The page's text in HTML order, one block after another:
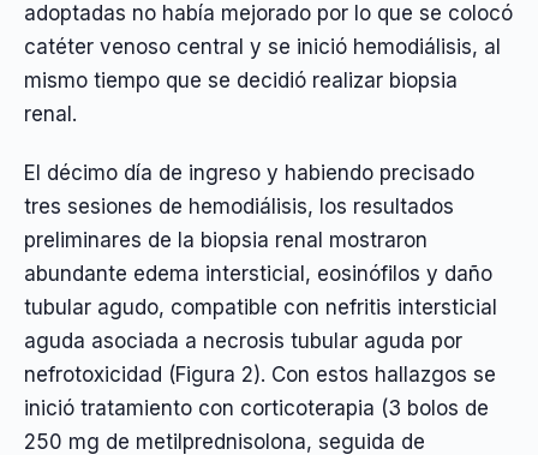
adoptadas no había mejorado por lo que se colocó
catéter venoso central y se inició hemodiálisis, al
mismo tiempo que se decidió realizar biopsia
renal.
El décimo día de ingreso y habiendo precisado
tres sesiones de hemodiálisis, los resultados
preliminares de la biopsia renal mostraron
abundante edema intersticial, eosinófilos y daño
tubular agudo, compatible con nefritis intersticial
aguda asociada a necrosis tubular aguda por
nefrotoxicidad (Figura 2). Con estos hallazgos se
inició tratamiento con corticoterapia (3 bolos de
250 mg de metilprednisolona, seguida de